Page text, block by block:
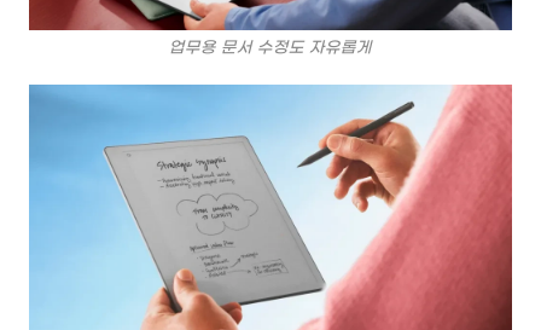
업무용 문서 수정도 자유롭게